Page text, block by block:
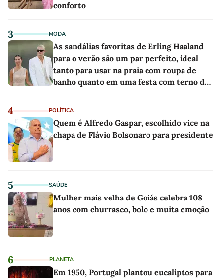
conforto
3 MODA
As sandálias favoritas de Erling Haaland
para o verão são um par perfeito, ideal
tanto para usar na praia com roupa de
banho quanto em uma festa com terno de
4 POLÍTICA
Quem é Alfredo Gaspar, escolhido vice na
chapa de Flávio Bolsonaro para presidente
5 SAÚDE
Mulher mais velha de Goiás celebra 108
anos com churrasco, bolo e muita emoção
6 PLANETA
Em 1950, Portugal plantou eucaliptos para